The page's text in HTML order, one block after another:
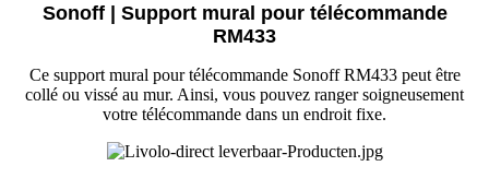
Sonoff | Support mural pour télécommande
RM433
Ce support mural pour télécommande Sonoff RM433 peut être
collé ou vissé au mur. Ainsi, vous pouvez ranger soigneusement
votre télécommande dans un endroit fixe.